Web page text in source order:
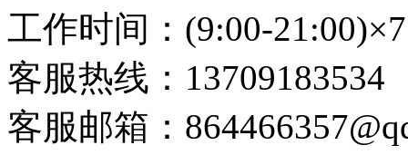
工作时间：(9:00-21:00)×7
客服热线：13709183534
客服邮箱：